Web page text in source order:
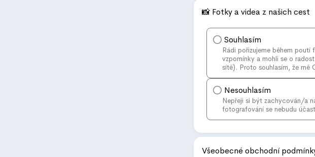
📸 Fotky a videa z našich cest
Souhlasím
Rádi pořizujeme během
vzpomínky a mohli se o
sítě). Proto souhlasím, že
Nesouhlasím
Nepřeji si být zachycován/a
fotografování se nebudu
Všeobecné obchodní